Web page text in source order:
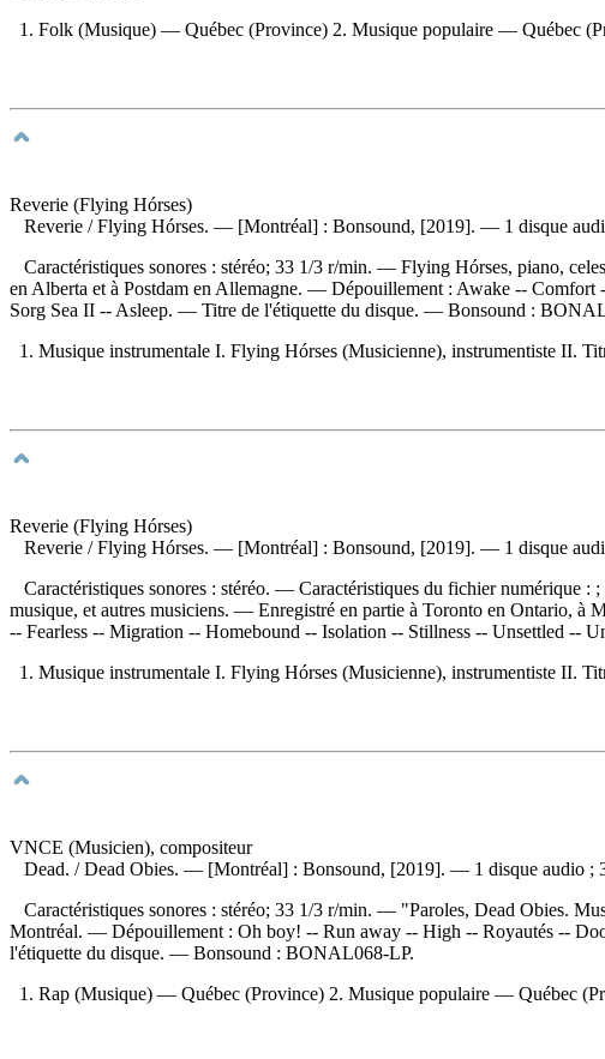
1. Folk (Musique) — Québec (Province) 2. Musique populaire — Québec
Reverie (Flying Hórses)
Reverie / Flying Hórses. — [Montréal] : Bonsound, [2019]. — 1 disque
Caractéristiques sonores : stéréo; 33 1/3 r/min. — Flying Hórses, piano,
en Alberta et à Postdam en Allemagne. — Dépouillement : Awake -- Comfort
Sorg Sea II -- Asleep. — Titre de l'étiquette du disque. — Bonsound :
1. Musique instrumentale I. Flying Hórses (Musicienne), instrumentiste II.
Reverie (Flying Hórses)
Reverie / Flying Hórses. — [Montréal] : Bonsound, [2019]. — 1 disque
Caractéristiques sonores : stéréo. — Caractéristiques du fichier
musique, et autres musiciens. — Enregistré en partie à Toronto en Ontario,
-- Fearless -- Migration -- Homebound -- Isolation -- Stillness -- Unsettled --
1. Musique instrumentale I. Flying Hórses (Musicienne), instrumentiste II.
VNCE (Musicien), compositeur
Dead. / Dead Obies. — [Montréal] : Bonsound, [2019]. — 1 disque audio ;
Caractéristiques sonores : stéréo; 33 1/3 r/min. — "Paroles, Dead Obies.
Montréal. — Dépouillement : Oh boy! -- Run away -- High -- Royautés --
l'étiquette du disque. — Bonsound : BONAL068-LP.
1. Rap (Musique) — Québec (Province) 2. Musique populaire — Québec